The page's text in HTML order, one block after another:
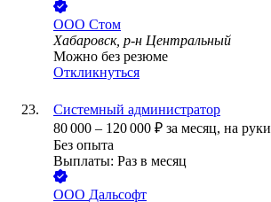
ООО Стом
Хабаровск, р-н Центральный
Можно без резюме
Откликнуться
Системный администратор
80 000 – 120 000 ₽ за месяц, на руки
Без опыта
Выплаты: Раз в месяц
ООО Дальсофт